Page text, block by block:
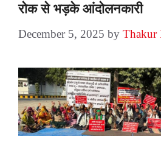
रोक से भड़के आंदोलनकारी
December 5, 2025 by Thakur